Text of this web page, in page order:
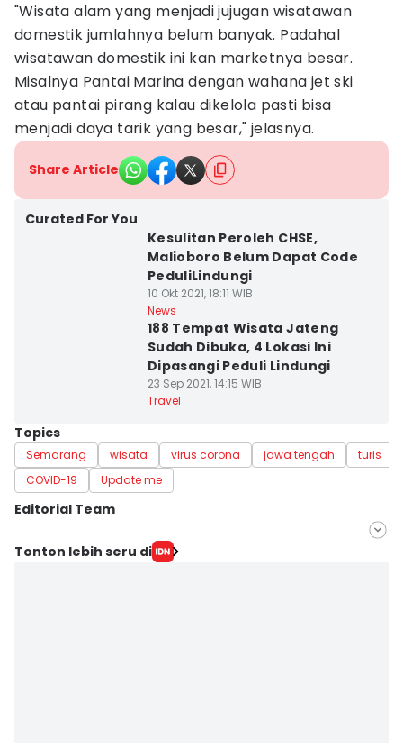
"Wisata alam yang menjadi jujugan wisatawan
domestik jumlahnya belum banyak. Padahal
wisatawan domestik ini kan marketnya besar.
Misalnya Pantai Marina dengan wahana jet ski
atau pantai pirang kalau dikelola pasti bisa
menjadi daya tarik yang besar," jelasnya.
Share Article
Curated For You
Kesulitan Peroleh CHSE,
Malioboro Belum Dapat Code
PeduliLindungi
10 Okt 2021, 18:11 WIB
News
188 Tempat Wisata Jateng
Sudah Dibuka, 4 Lokasi Ini
Dipasangi Peduli Lindungi
23 Sep 2021, 14:15 WIB
Travel
Topics
Semarang wisata virus corona jawa tengah
turis
COVID-19
Update me
Editorial Team
Editor
Tonton lebih seru di